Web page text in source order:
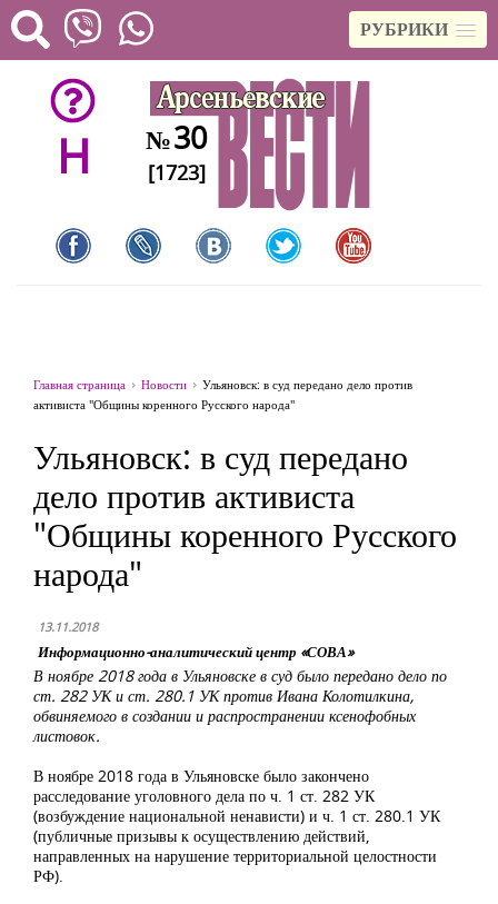
РУБРИКИ
H №30
[1723]
Главная страница Новости
Ульяновск: в суд передано дело против
активиста "Общины коренного Русского народа"
Ульяновск: в суд передано
дело против активиста
"Общины коренного Русского
народа"
13.11.2018
Информационно-аналитический центр «СОВА»
В ноябре 2018 года в Ульяновске в суд было передано дело по
ст. 282 УК и ст. 280.1 УК против Ивана Колотилкина,
обвиняемого в создании и распространении ксенофобных
листовок.
В ноябре 2018 года в Ульяновске было закончено
расследование уголовного дела по ч. 1 ст. 282 УК
(возбуждение национальной ненависти) и ч. 1 ст. 280.1 УК
(публичные призывы к осуществлению действий,
направленных на нарушение территориальной целостности
РФ).